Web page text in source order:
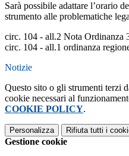
Sarà possibile adattare l’orario
strumento alle problematiche
circ. 104 - all.2 Nota Ordinanza
circ. 104 - all.1 ordinanza
Notizie
Questo sito o gli strumenti terzi
cookie necessari al
COOKIE POLICY.
Personalizza Rifiuta tutti i
Gestione cookie